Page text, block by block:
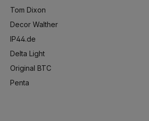
Tom Dixon
Decor Walther
IP44.de
Delta Light
Original BTC
Penta